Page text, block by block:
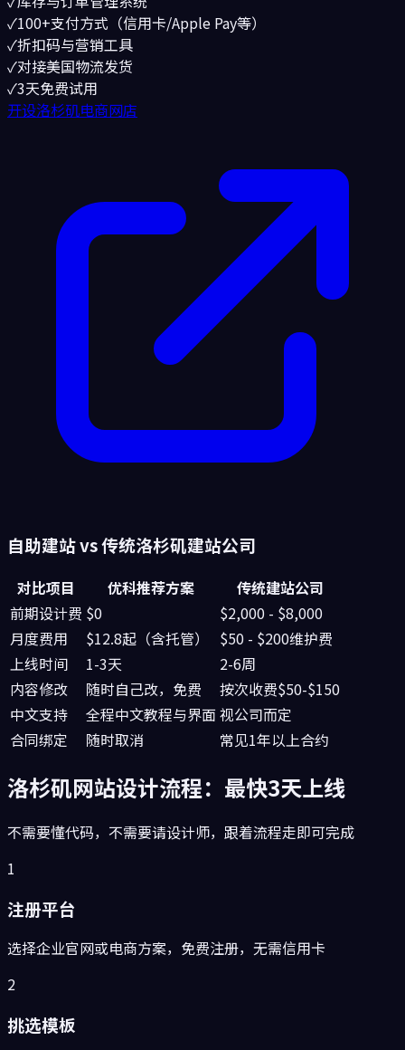
✓100+支付方式（信用卡/Apple Pay等）
✓折扣码与营销工具
✓对接美国物流发货
✓3天免费试用
开设洛杉矶电商网店
自助建站 vs 传统洛杉矶建站公司
对比项目 优科推荐方案
传统建站公司
前期设计费 $0
$2,000 - $8,000
月度费用
$12.8起（含托管）
$50 - $200维护费
上线时间
1-3天
2-6周
内容修改
随时自己改，免费
按次收费$50-$150
中文支持
全程中文教程与界面视公司而定
合同绑定
随时取消 常见1年以上合约
洛杉矶网站设计流程：最快3天上线
不需要懂代码，不需要请设计师，跟着流程走即可完成
1
注册平台
选择企业官网或电商方案，免费注册，无需信用卡
2
挑选模板